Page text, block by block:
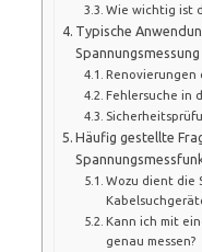
Wie wichtig ist
Typische
Spannungsmessung
Renovierungen
Fehlersuche in
Häufig gestellte
Wozu dient die
Kann ich mit
genau messen?